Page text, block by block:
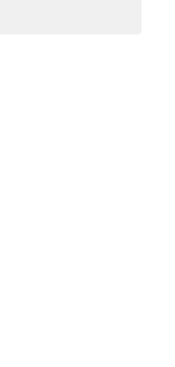
didattiche